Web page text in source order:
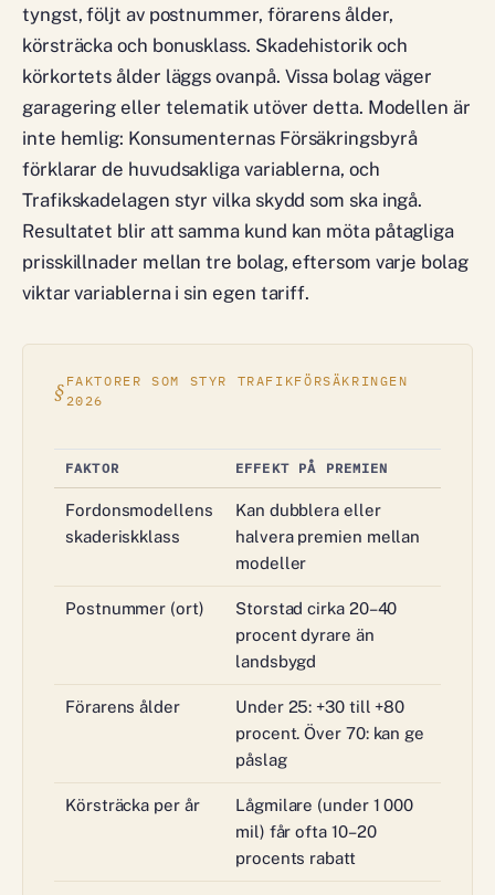
tyngst, följt av postnummer, förarens ålder,
körsträcka och bonusklass. Skadehistorik och
körkortets ålder läggs ovanpå. Vissa bolag väger
garagering eller telematik utöver detta. Modellen är
inte hemlig: Konsumenternas Försäkringsbyrå
förklarar de huvudsakliga variablerna, och
Trafikskadelagen styr vilka skydd som ska ingå.
Resultatet blir att samma kund kan möta påtagliga
prisskillnader mellan tre bolag, eftersom varje bolag
viktar variablerna i sin egen tariff.
FAKTORER SOM STYR TRAFIKFÖRSÄKRINGEN
2026
FAKTOR EFFEKT PÅ PREMIEN
Fordonsmodellens
skaderiskklass
Kan dubblera eller
halvera premien mellan
modeller
Postnummer (ort)
Storstad cirka 20–40
procent dyrare än
landsbygd
Förarens ålder
Under 25: +30 till +80
procent. Över 70: kan ge
påslag
Körsträcka per år
Lågmilare (under 1 000
mil) får ofta 10–20
procents rabatt